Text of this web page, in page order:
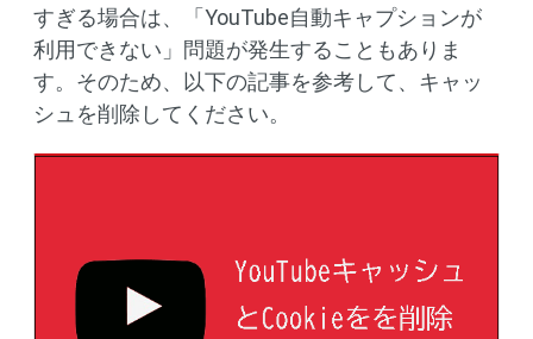
すぎる場合は、「YouTube自動キャプションが
利用できない」問題が発生することもありま
す。そのため、以下の記事を参考して、キャッ
シュを削除してください。